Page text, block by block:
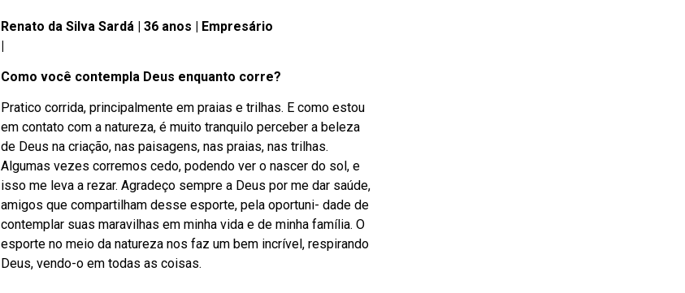
Renato da Silva Sardá | 36 anos | Empresário
|
Como você contempla Deus enquanto corre?
Pratico corrida, principalmente em praias e trilhas. E como estou
em contato com a natureza, é muito tranquilo perceber a beleza
de Deus na criação, nas paisagens, nas praias, nas trilhas.
Algumas vezes corremos cedo, podendo ver o nascer do sol, e
isso me leva a rezar. Agradeço sempre a Deus por me dar saúde,
amigos que compartilham desse esporte, pela oportuni- dade de
contemplar suas maravilhas em minha vida e de minha família. O
esporte no meio da natureza nos faz um bem incrível, respirando
Deus, vendo-o em todas as coisas.